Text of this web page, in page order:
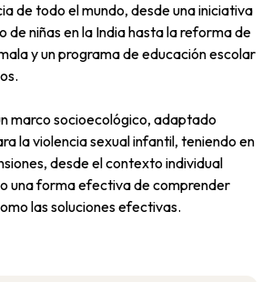
de todo el mundo, desde una iniciativa
de niñas en la India hasta la reforma de
y un programa de educación escolar
marco socioecológico, adaptado
la violencia sexual infantil, teniendo en
desde el contexto individual
una forma efectiva de comprender
las soluciones efectivas.